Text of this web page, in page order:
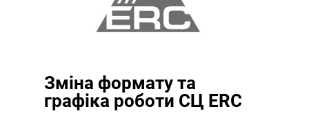
Зміна формату та
графіка роботи СЦ ERC